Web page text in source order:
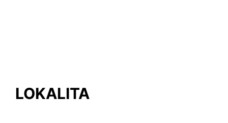
LOKALITA